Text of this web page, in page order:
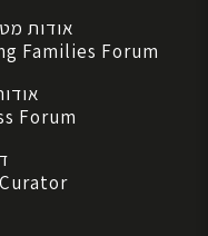
אודות
Families Forum
Forum